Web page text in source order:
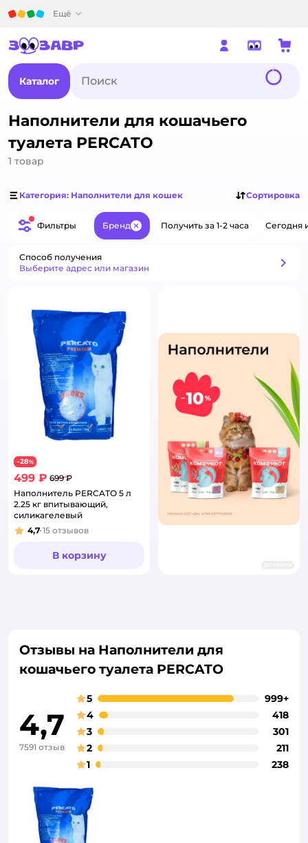
Ещё
Каталог
Наполнители для кошачьего
туалета PERCATO
1 товар
Категория: Наполнители для кошек Сортировка
Фильтры Бренд ЗакрытьПолучить за 1-2 часа Сегодня
Способ получения
Выберите адрес или магазин
−28%
499 ₽ 699 ₽
Наполнитель PERCATO 5 л
2.25 кг впитывающий,
силикагелевый
Рейтинг:
4,7 15 отзывов
В корзину
Отзывы на Наполнители для
кошачьего туалета PERCATO
4,7
7591 отзыв
5
999+
4
418
3
301
2
211
1
238